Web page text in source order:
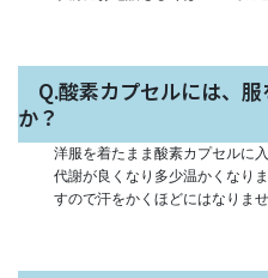
Q.酸素カプセルには、服
か？
洋服を着たまま酸素カプセルに
代謝が良くなり多少温かくなり
すので汗をかくほどにはなりませ